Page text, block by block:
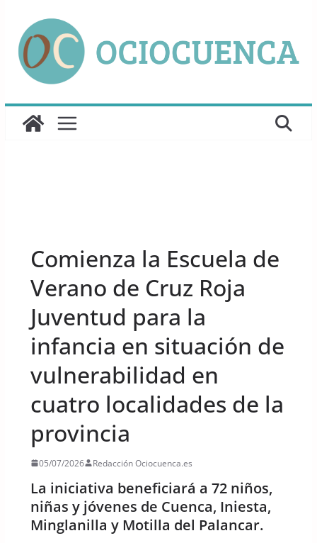
contenido
Comienza la Escuela de
Verano de Cruz Roja
Juventud para la
infancia en situación de
vulnerabilidad en
cuatro localidades de la
provincia
05/07/2026 Redacción Ociocuenca.es
La iniciativa beneficiará a 72 niños,
niñas y jóvenes de Cuenca, Iniesta,
Minglanilla y Motilla del Palancar.